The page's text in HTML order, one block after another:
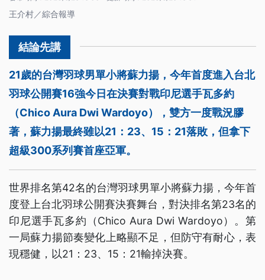
王介村／綜合報導
21歲的台灣羽球男單小將蘇力揚，今年首度進入台北
羽球公開賽16強今日在決賽對戰印尼選手瓦多約
（Chico Aura Dwi Wardoyo），雙方一度戰況膠
著，蘇力揚最終雖以21：23、15：21落敗，但拿下
超級300系列賽首座亞軍。
世界排名第42名的台灣羽球男單小將蘇力揚，今年首
度登上台北羽球公開賽決賽舞台，對決排名第23名的
印尼選手瓦多約（Chico Aura Dwi Wardoyo）。第
一局蘇力揚節奏變化上略顯不足，但防守有耐心，表
現穩健，以21：23、15：21輸掉決賽。